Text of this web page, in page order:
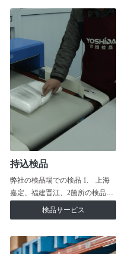
持込検品
弊社の検品場での検品 1. 上海
嘉定、福建晋江、2箇所の検品…
検品サービス